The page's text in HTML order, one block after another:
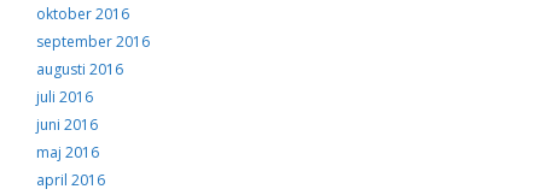
oktober 2016
september 2016
augusti 2016
juli 2016
juni 2016
maj 2016
april 2016